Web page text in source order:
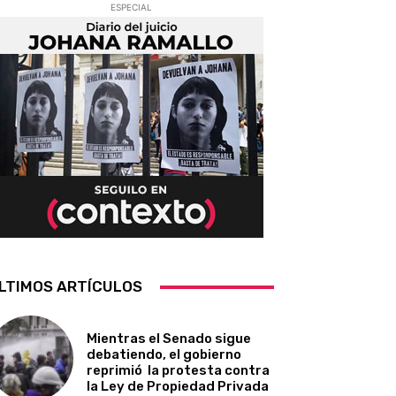
ESPECIAL
ARTÍCULOS
Mientras el Senado sigue
debatiendo, el gobierno
reprimió la protesta contra
la Ley de Propiedad Privada